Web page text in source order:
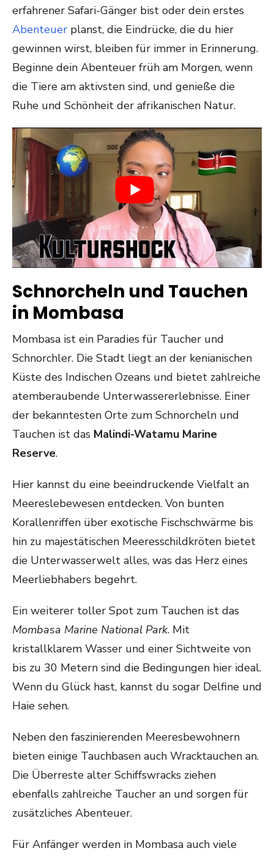
erfahrener Safari-Gänger bist oder dein erstes
Abenteuer planst, die Eindrücke, die du hier
gewinnen wirst, bleiben für immer in Erinnerung.
Beginne dein Abenteuer früh am Morgen, wenn
die Tiere am aktivsten sind, und genieße die
Ruhe und Schönheit der afrikanischen Natur.
Schnorcheln und Tauchen
in Mombasa
Mombasa ist ein Paradies für Taucher und
Schnorchler. Die Stadt liegt an der kenianischen
Küste des Indischen Ozeans und bietet zahlreiche
atemberaubende Unterwassererlebnisse. Einer
der bekanntesten Orte zum Schnorcheln und
Tauchen ist das Malindi-Watamu Marine
Reserve.
Hier kannst du eine beeindruckende Vielfalt an
Meereslebewesen entdecken. Von bunten
Korallenriffen über exotische Fischschwärme bis
hin zu majestätischen Meeresschildkröten bietet
die Unterwasserwelt alles, was das Herz eines
Meerliebhabers begehrt.
Ein weiterer toller Spot zum Tauchen ist das
Mombasa Marine National Park. Mit
kristallklarem Wasser und einer Sichtweite von
bis zu 30 Metern sind die Bedingungen hier ideal.
Wenn du Glück hast, kannst du sogar Delfine und
Haie sehen.
Neben den faszinierenden Meeresbewohnern
bieten einige Tauchbasen auch Wracktauchen an.
Die Überreste alter Schiffswracks ziehen
ebenfalls zahlreiche Taucher an und sorgen für
zusätzliches Abenteuer.
Für Anfänger werden in Mombasa auch viele